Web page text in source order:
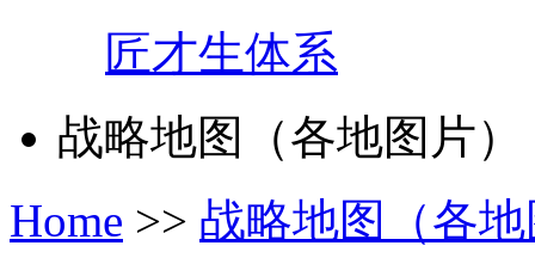
匠才生体系
战略地图（各地图片）
Home >> 战略地图（各